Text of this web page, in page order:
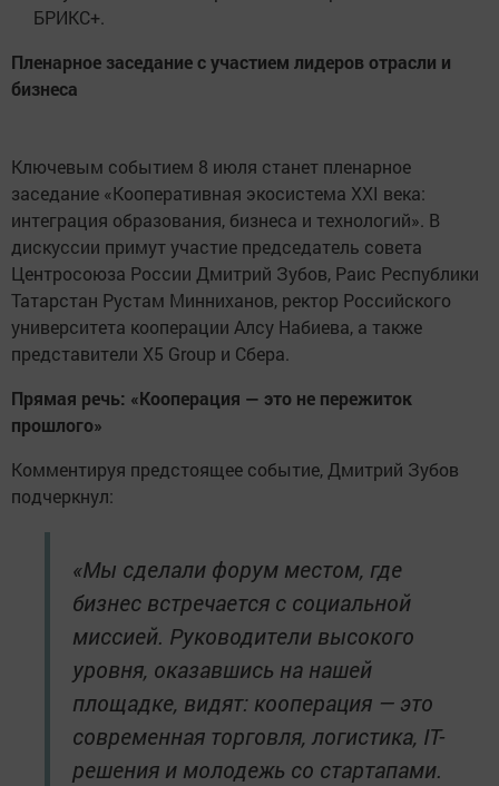
БРИКС+.
Пленарное заседание с участием лидеров отрасли и
бизнеса
Ключевым событием 8 июля станет пленарное
заседание «Кооперативная экосистема XXI века:
интеграция образования, бизнеса и технологий». В
дискуссии примут участие председатель совета
Центросоюза России Дмитрий Зубов, Раис Республики
Татарстан Рустам Минниханов, ректор Российского
университета кооперации Алсу Набиева, а также
представители X5 Group и Сбера.
Прямая речь: «Кооперация — это не пережиток
прошлого»
Комментируя предстоящее событие, Дмитрий Зубов
подчеркнул:
«Мы сделали форум местом, где
бизнес встречается с социальной
миссией. Руководители высокого
уровня, оказавшись на нашей
площадке, видят: кооперация — это
современная торговля, логистика, IT-
решения и молодежь со стартапами.